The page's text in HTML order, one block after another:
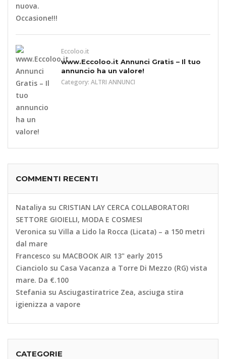
Eccoloo.it
www.Eccoloo.it Annunci Gratis – Il tuo
annuncio ha un valore!
Category: ALTRI ANNUNCI
COMMENTI RECENTI
Nataliya su CRISTIAN LAY CERCA COLLABORATORI
SETTORE GIOIELLI, MODA E COSMESI
Veronica su Villa a Lido la Rocca (Licata) – a 150 metri
dal mare
Francesco su MACBOOK AIR 13" early 2015
Cianciolo su Casa Vacanza a Torre Di Mezzo (RG) vista
mare. Da €.100
Stefania su Asciugastiratrice Zea, asciuga stira
igienizza a vapore
CATEGORIE